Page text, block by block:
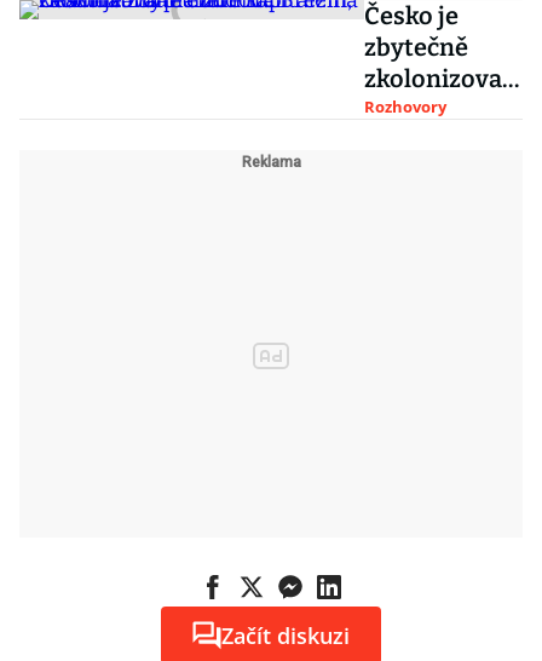
Česko je
zbytečně
zkolonizovan
é cizím
Rozhovory
Začít diskuzi